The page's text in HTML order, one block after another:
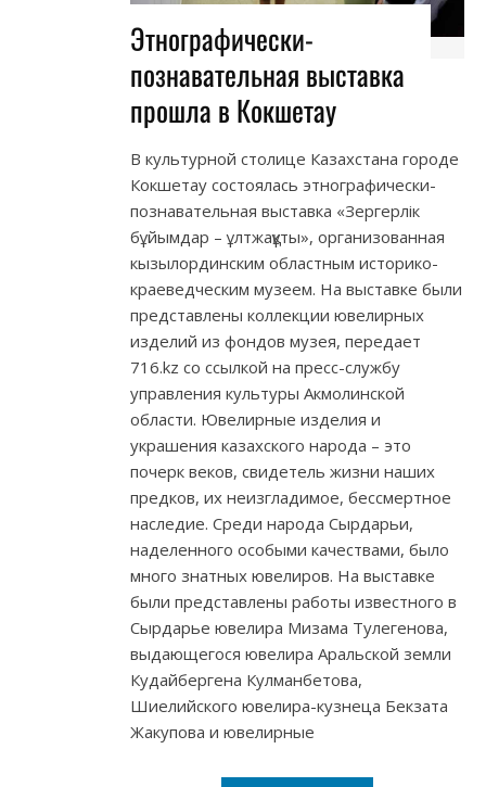
Этнографически-
познавательная выставка
прошла в Кокшетау
В культурной столице Казахстана городе
Кокшетау состоялась этнографически-
познавательная выставка «Зергерлік
бұйымдар – ұлтжақұты», организованная
кызылординским областным историко-
краеведческим музеем. На выставке были
представлены коллекции ювелирных
изделий из фондов музея, передает
716.kz со ссылкой на пресс-службу
управления культуры Акмолинской
области. Ювелирные изделия и
украшения казахского народа – это
почерк веков, свидетель жизни наших
предков, их неизгладимое, бессмертное
наследие. Среди народа Сырдарьи,
наделенного особыми качествами, было
много знатных ювелиров. На выставке
были представлены работы известного в
Сырдарье ювелира Мизама Тулегенова,
выдающегося ювелира Аральской земли
Кудайбергена Кулманбетова,
Шиелийского ювелира-кузнеца Бекзата
Жакупова и ювелирные